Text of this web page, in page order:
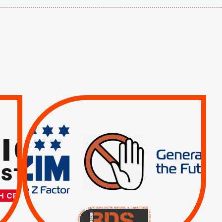
INTERNATIONAL ?
TRUMP, MACRON :
MÊME COMBAT
| Actus |
| Boycott militaire |